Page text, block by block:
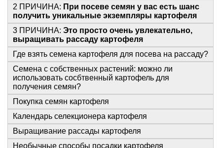
2 ПРИЧИНА: При посеве семян у вас есть шанс
получить уникальные экземпляры картофеля
3 ПРИЧИНА: Это просто очень увлекательно,
выращивать рассаду картофеля
Где взять семена картофеля для посева на рассаду?
Семена с собственных растений: можно ли
использовать сосбтвенный картофель для
получения семян?
Покупка семян картофеля
Календарь селекционера картофеля
Выращивание рассады картофеля
Необычные способы посадки картофеля